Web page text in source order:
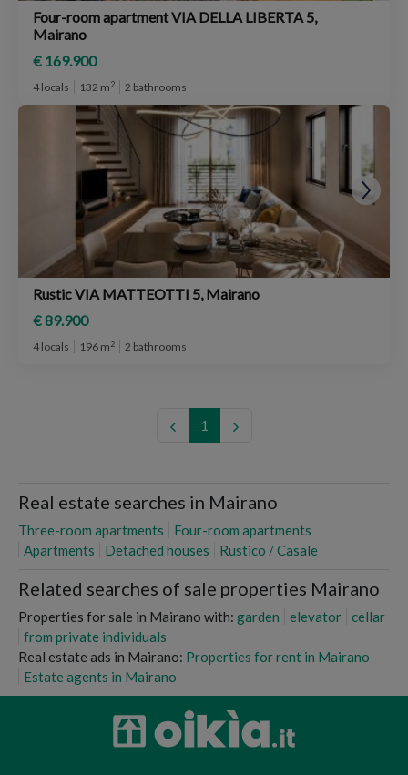
Four-room apartment VIA DELLA LIBERTA 5,
Mairano
€ 169.900
4 locals 132 m2 2 bathrooms
Rustic VIA MATTEOTTI 5, Mairano
€ 89.900
4 locals 196 m2 2 bathrooms
1
Real estate searches in Mairano
Three-room apartments
Four-room apartments
Apartments
Detached houses Rustico / Casale
Related searches of sale properties Mairano
Properties for sale in Mairano with: garden elevator
cellar
from private individuals
Real estate ads in Mairano: Properties for rent in Mairano
Estate agents in Mairano